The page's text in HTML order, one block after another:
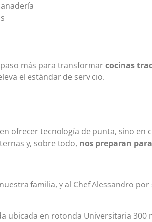
más para transformarcocinas
el estándar de servicio.
ofrecer tecnología de punta, sino
y, sobre todo, nos preparan
familia, y al Chef Alessandro
ubicada en rotonda Universitaria 300